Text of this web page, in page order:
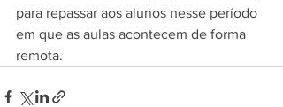
para repassar aos alunos nesse período
em que as aulas acontecem de forma
remota.